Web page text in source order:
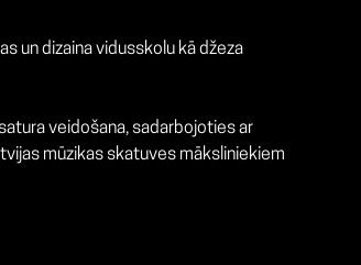
un dizaina vidusskolu kā džeza
veidošana, sadarbojoties ar
mūzikas skatuves māksliniekiem